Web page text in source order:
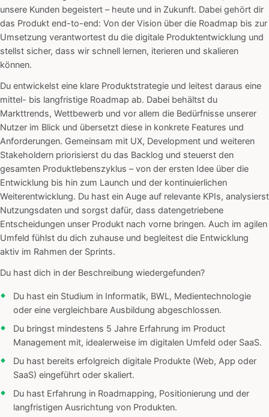
unsere Kunden begeistert – heute und in Zukunft. Dabei gehört dir
das Produkt end-to-end: Von der Vision über die Roadmap bis zur
Umsetzung verantwortest du die digitale Produktentwicklung und
stellst sicher, dass wir schnell lernen, iterieren und skalieren
können.
Du entwickelst eine klare Produktstrategie und leitest daraus eine
mittel- bis langfristige Roadmap ab. Dabei behältst du
Markttrends, Wettbewerb und vor allem die Bedürfnisse unserer
Nutzer im Blick und übersetzt diese in konkrete Features und
Anforderungen. Gemeinsam mit UX, Development und weiteren
Stakeholdern priorisierst du das Backlog und steuerst den
gesamten Produktlebenszyklus – von der ersten Idee über die
Entwicklung bis hin zum Launch und der kontinuierlichen
Weiterentwicklung. Du hast ein Auge auf relevante KPIs, analysierst
Nutzungsdaten und sorgst dafür, dass datengetriebene
Entscheidungen unser Produkt nach vorne bringen. Auch im agilen
Umfeld fühlst du dich zuhause und begleitest die Entwicklung
aktiv im Rahmen der Sprints.
Du hast dich in der Beschreibung wiedergefunden?
Du hast ein Studium in Informatik, BWL, Medientechnologie
oder eine vergleichbare Ausbildung abgeschlossen.
Du bringst mindestens 5 Jahre Erfahrung im Product
Management mit, idealerweise im digitalen Umfeld oder SaaS.
Du hast bereits erfolgreich digitale Produkte (Web, App oder
SaaS) eingeführt oder skaliert.
Du hast Erfahrung in Roadmapping, Positionierung und der
langfristigen Ausrichtung von Produkten.